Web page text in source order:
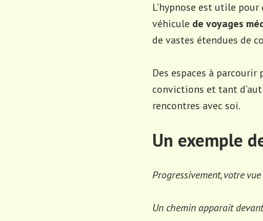
L’hypnose est utile
véhicule de voyages
de vastes étendues de
Des espaces à
convictions et tant
rencontres avec soi.
Un exemple
Progressivement, votre vue
Un chemin apparait